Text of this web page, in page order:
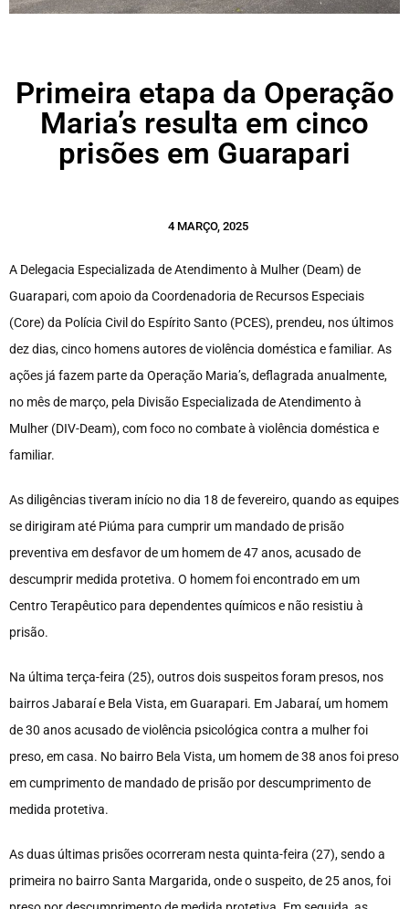
Primeira etapa da Operação
Maria’s resulta em cinco
prisões em Guarapari
4 MARÇO, 2025
A Delegacia Especializada de Atendimento à Mulher (Deam) de
Guarapari, com apoio da Coordenadoria de Recursos Especiais
(Core) da Polícia Civil do Espírito Santo (PCES), prendeu, nos últimos
dez dias, cinco homens autores de violência doméstica e familiar. As
ações já fazem parte da Operação Maria’s, deflagrada anualmente,
no mês de março, pela Divisão Especializada de Atendimento à
Mulher (DIV-Deam), com foco no combate à violência doméstica e
familiar.
As diligências tiveram início no dia 18 de fevereiro, quando as equipes
se dirigiram até Piúma para cumprir um mandado de prisão
preventiva em desfavor de um homem de 47 anos, acusado de
descumprir medida protetiva. O homem foi encontrado em um
Centro Terapêutico para dependentes químicos e não resistiu à
prisão.
Na última terça-feira (25), outros dois suspeitos foram presos, nos
bairros Jabaraí e Bela Vista, em Guarapari. Em Jabaraí, um homem
de 30 anos acusado de violência psicológica contra a mulher foi
preso, em casa. No bairro Bela Vista, um homem de 38 anos foi preso
em cumprimento de mandado de prisão por descumprimento de
medida protetiva.
As duas últimas prisões ocorreram nesta quinta-feira (27), sendo a
primeira no bairro Santa Margarida, onde o suspeito, de 25 anos, foi